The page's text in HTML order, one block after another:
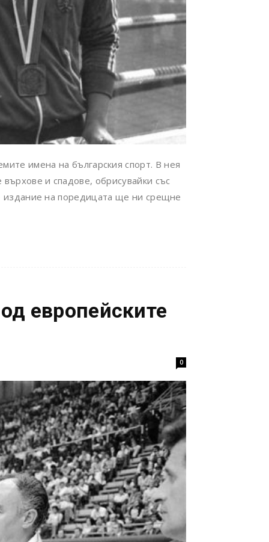
имена на българския спорт. В нея
и спадове, обрисувайки със
издание на поредицата ще ни срещне
европейските
0